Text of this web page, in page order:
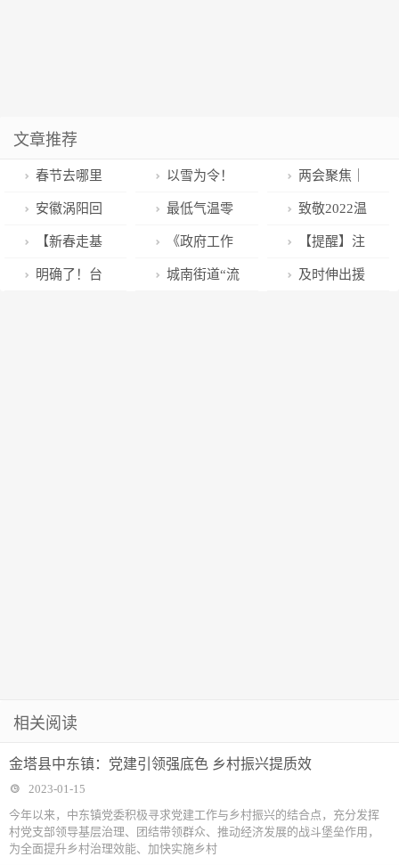
文章推荐
春节去哪里
玩？苏州新增
24家共享农庄
等你来“打卡”
以雪为令！
武汉市江汉区
城管执法局全
力做好应急处
两会聚焦｜
成绩鼓舞人心
目标催人奋进
文昌代表团代
安徽涡阳回
应“多车连环相
撞”：路面结
最低气温零
下10度！注意
保暖！
致敬2022温
州公安“群英
谱”！
【新春走基
层】年味浓！
《政府工作
报告》高频词
【提醒】注
意！春节期
明确了！台 城南街道“流 及时伸出援
相关阅读
金塔县中东镇：党建引领强底色 乡村振兴提质效
2023-01-15
今年以来，中东镇党委积极寻求党建工作与乡村振兴的结合点，充分发挥
村党支部领导基层治理、团结带领群众、推动经济发展的战斗堡垒作用，
为全面提升乡村治理效能、加快实施乡村